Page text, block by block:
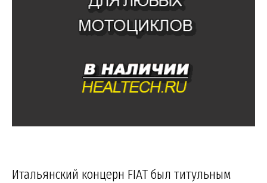
Итальянский концерн FIAT был титульным